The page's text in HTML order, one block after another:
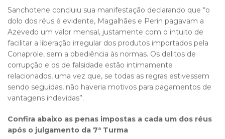
Sanchotene concluiu sua manifestação declarando que “o
dolo dos réus é evidente, Magalhães e Perin pagavam a
Azevedo um valor mensal, justamente com o intuito de
facilitar a liberação irregular dos produtos importados pela
Conaprole, sem a obediência às normas. Os delitos de
corrupção e os de falsidade estão intimamente
relacionados, uma vez que, se todas as regras estivessem
sendo seguidas, não haveria motivos para pagamentos de
vantagens indevidas”.
Confira abaixo as penas impostas a cada um dos réus
após o julgamento da 7ª Turma